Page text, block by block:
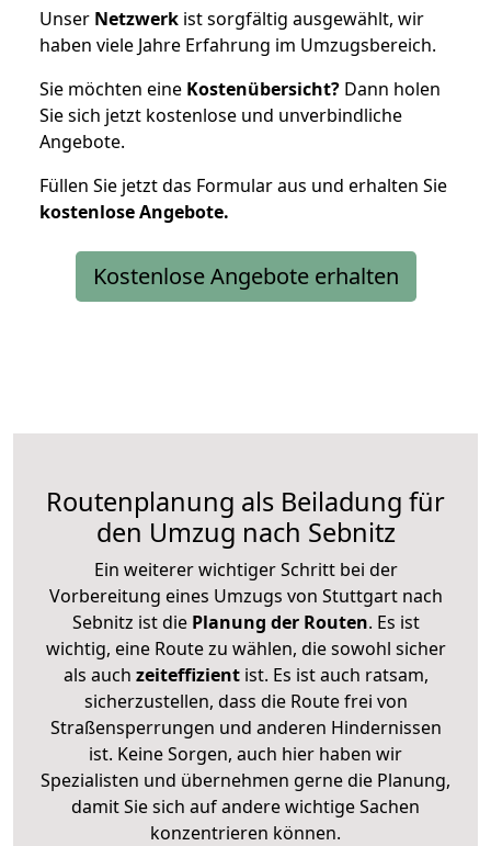
Unser Netzwerk ist sorgfältig ausgewählt, wir
haben viele Jahre Erfahrung im Umzugsbereich.
Sie möchten eine Kostenübersicht? Dann holen
Sie sich jetzt kostenlose und unverbindliche
Angebote.
Füllen Sie jetzt das Formular aus und erhalten Sie
kostenloseAngebote.
Kostenlose Angebote erhalten
Routenplanung als Beiladung für
den Umzug nach Sebnitz
Ein weiterer wichtiger Schritt bei der
Vorbereitung eines Umzugs von Stuttgart nach
Sebnitz ist diePlanung der Routen. Es ist
wichtig, eine Route zu wählen, die sowohl sicher
als auch zeiteffizientist. Es ist auch ratsam,
sicherzustellen, dass die Route frei von
Straßensperrungen und anderen Hindernissen
ist. Keine Sorgen, auch hier haben wir
Spezialisten und übernehmen gerne die Planung,
damit Sie sich auf andere wichtige Sachen
konzentrieren können.